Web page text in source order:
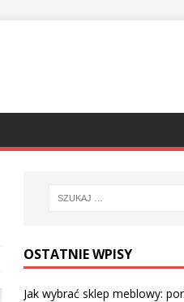
OSTATNIE WPISY
Jak wybrać sklep meblowy: